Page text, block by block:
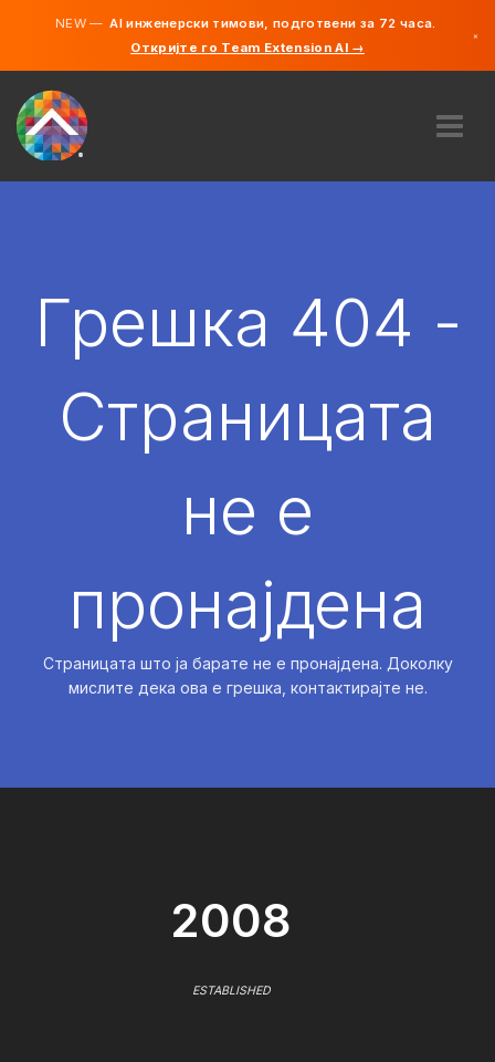
NEW —AI инженерски тимови, подготвени за 72 часа.
Откријте го Team Extension AI →
×
АНГАЖИРАЈ
Грешка 404 -
Страницата
не е
пронајдена
Страницата што ја барате не е пронајдена. Доколку
мислите дека ова е грешка, контактирајте не.
2008
ESTABLISHED